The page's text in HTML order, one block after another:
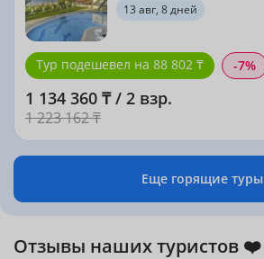
13 авг, 8 дней
Тур подешевел на 88 802 ₸ -7%
1 134 360 ₸ / 2 взр.
1 223 162 ₸
Еще горящие туры
Отзывы наших туристов ❤️